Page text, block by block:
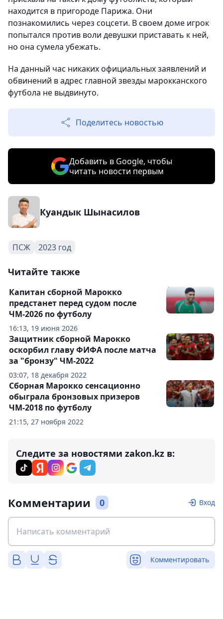
находится в пригороде Парижа. Они
познакомились через соцсети. В своем доме игрок
попытался против воли девушки приставать к ней,
но она сумела убежать.
На данный час никаких официальных заявлений и
обвинений в адрес главной звезды марокканского
футбола не выдвинуто.
Поделитесь новостью
Добавить в Google, чтобы
читать новости первым
Куандык Шынасилов
ПСЖ 2023 год
Читайте также
16:13, 19 июня 2026
Капитан сборной Марокко
предстанет перед судом после
ЧМ-2026 по футболу
03:07, 18 декабря 2022
Защитник сборной Марокко
оскорбил главу ФИФА после матча
за "бронзу" ЧМ-2022
21:15, 27 ноября 2022
Сборная Марокко сенсационно
обыграла бронзовых призеров
ЧМ-2018 по футболу
Следите за новостями zakon.kz в:
Комментарии 0 Вход
Комментировать